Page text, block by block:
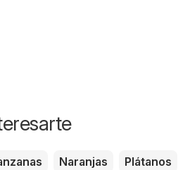
Naranjas
Plátanos